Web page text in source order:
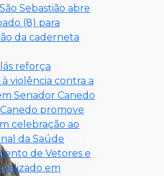
Sebastião abre
(8) para
da caderneta
reforça
violência contra a
Senador Canedo
promove
celebração ao
da Saúde
de Vetores e
em